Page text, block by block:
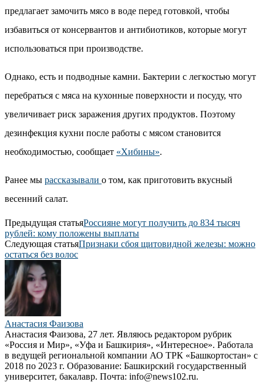
предлагает замочить мясо в воде перед готовкой, чтобы
избавиться от консервантов и антибиотиков, которые могут
использоваться при производстве.
Однако, есть и подводные камни. Бактерии с легкостью могут
перебраться с мяса на кухонные поверхности и посуду, что
увеличивает риск заражения других продуктов. Поэтому
дезинфекция кухни после работы с мясом становится
необходимостью, сообщает «Хибины».
Ранее мы рассказывали о том, как приготовить вкусный
весенний салат.
Предыдущая статьяРоссияне могут получить до 834 тысяч
рублей: кому положены выплаты
Следующая статьяПризнаки сбоя щитовидной железы: можно
остаться без волос
Анастасия Фаизова
Анастасия Фаизова, 27 лет. Являюсь редактором рубрик
«Россия и Мир», «Уфа и Башкирия», «Интересное». Работала
в ведущей региональной компании АО ТРК «Башкортостан» с
2018 по 2023 г. Образование: Башкирский государственный
университет, бакалавр. Почта: info@news102.ru.